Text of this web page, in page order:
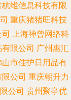
维信息科技有限
重庆猪猪旺科技
上海神曾网络科
限公司 广州惠汇
山市佳护日用品有
公司 重庆朝升力
公司 贵州聚亭优